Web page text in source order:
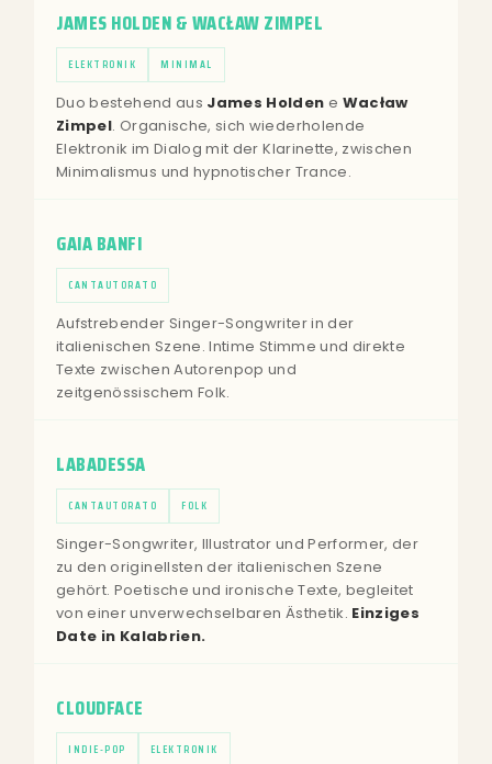
JAMES HOLDEN & WACŁAW ZIMPEL
ELEKTRONIK MINIMAL
Duo bestehend aus James Holden e Wacław
Zimpel. Organische, sich wiederholende
Elektronik im Dialog mit der Klarinette, zwischen
Minimalismus und hypnotischer Trance.
GAIA BANFI
CANTAUTORATO
Aufstrebender Singer-Songwriter in der
italienischen Szene. Intime Stimme und direkte
Texte zwischen Autorenpop und
zeitgenössischem Folk.
LABADESSA
CANTAUTORATO FOLK
Singer-Songwriter, Illustrator und Performer, der
zu den originellsten der italienischen Szene
gehört. Poetische und ironische Texte, begleitet
von einer unverwechselbaren Ästhetik. Einziges
Date in Kalabrien.
CLOUDFACE
INDIE-POP ELEKTRONIK